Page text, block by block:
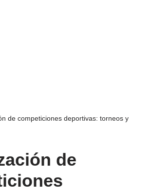
de competiciones deportivas: torneos y
de